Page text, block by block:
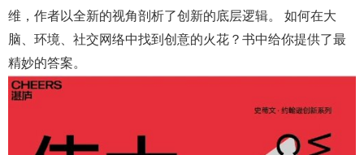
维，作者以全新的视角剖析了创新的底层逻辑。 如何在大
脑、环境、社交网络中找到创意的火花？书中给你提供了最
精妙的答案。